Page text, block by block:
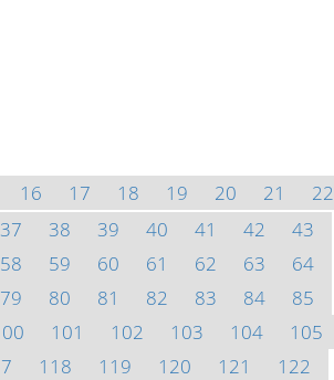
16 17 18 19 20 21
22
37 38 39 40 41 42
43
58 59 60 61 62 63
64
79 80 81 82 83 84
85
101 102 103 104
105
118 119 120 121
122